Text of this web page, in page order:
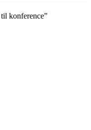
konference”